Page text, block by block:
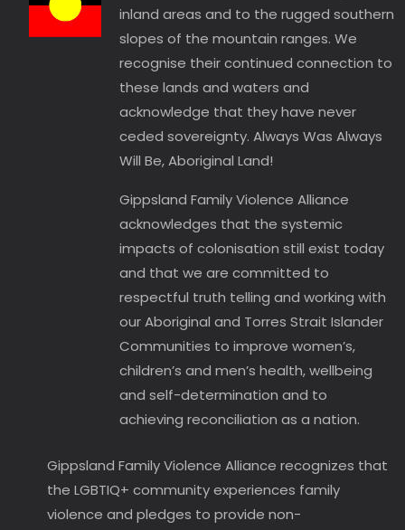
inland areas and to the rugged southern
slopes of the mountain ranges. We
recognise their continued connection to
these lands and waters and
acknowledge that they have never
ceded sovereignty. Always Was Always
Will Be, Aboriginal Land!
Gippsland Family Violence Alliance
acknowledges that the systemic
impacts of colonisation still exist today
and that we are committed to
respectful truth telling and working with
our Aboriginal and Torres Strait Islander
Communities to improve women’s,
children’s and men’s health, wellbeing
and self-determination and to
achieving reconciliation as a nation.
Gippsland Family Violence Alliance recognizes that
the LGBTIQ+ community experiences family
violence and pledges to provide non-